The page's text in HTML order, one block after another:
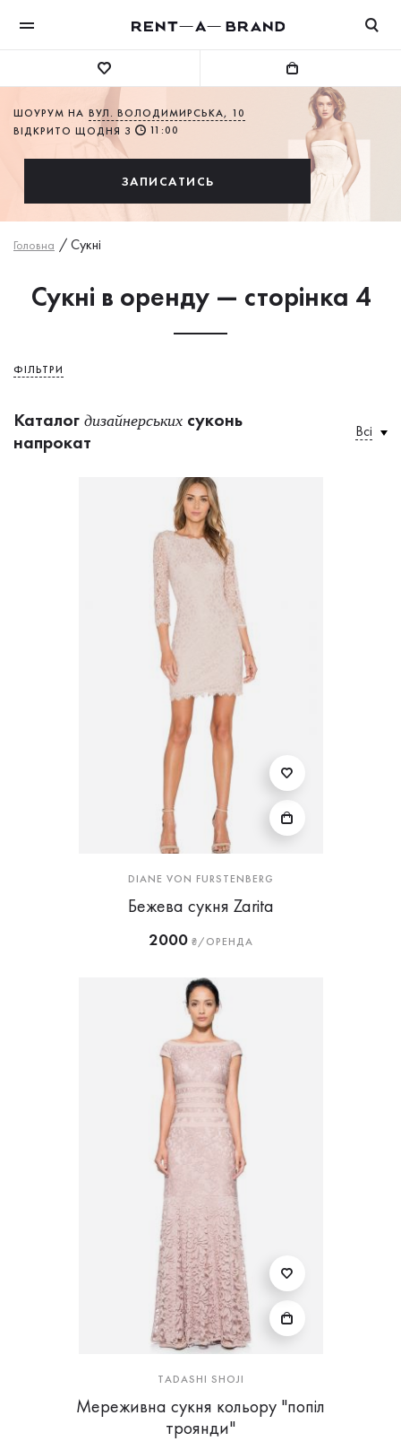
ШОУРУМ НА ВУЛ. ВОЛОДИМИРСЬКА, 10
ВІДКРИТО ЩОДНЯ З
11:00
ЗАПИСАТИСЬ
Головна /Сукнi
Сукні в оренду — сторінка 4
ФІЛЬТРИ
Каталог дизайнерських суконь
напрокат
Всі
DIANE VON FURSTENBERG
Бежева сукня Zarita
2000₴/ОРЕНДА
TADASHI SHOJI
Мереживна сукня кольору "попіл
троянди"